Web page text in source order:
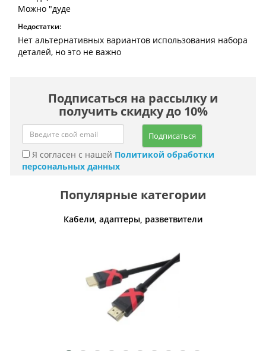
Можно "дуде
Недостатки:
Нет альтернативных вариантов использования набора
деталей, но это не важно
Подписаться на рассылку и
получить скидку до 10%
Подписаться
Я согласен с нашей Политикой обработки
персональных данных
Популярные категории
Кабели, адаптеры, разветвители